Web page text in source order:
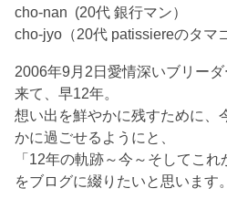
cho-nan (20代 銀行マン）
cho-jyo（20代 patissiereのタマ
2006年9月2日愛情深いブリー
来て、早12年。
想い出を鮮やかに残すために、
かに過ごせるようにと、
「12年の軌跡～今～そしてこれ
をブログに綴りたいと思います。